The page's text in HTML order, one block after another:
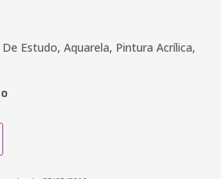
Estudo, Aquarela, Pintura Acrílica,